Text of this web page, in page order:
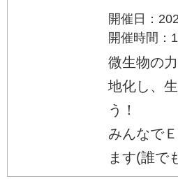
開催日：
開催時間：
微生物の
地化し、
う！
みんなで
ます(誰で